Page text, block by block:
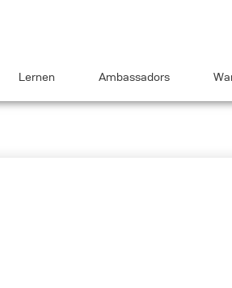
Lernen Ambassadors